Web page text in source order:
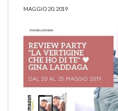
MAGGIO 20, 2019